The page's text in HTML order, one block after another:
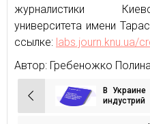
журналистики
университета имени
ссылке: labs.journ.knu.ua/
Автор: Гребеножко Полина.
Навигация
по
В Украине
индустрий